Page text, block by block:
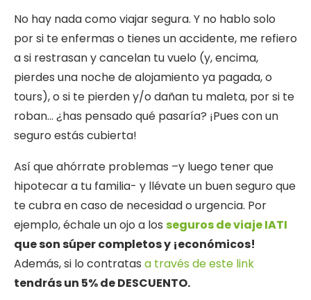
No hay nada como viajar segura. Y no hablo solo
por si te enfermas o tienes un accidente, me refiero
a si restrasan y cancelan tu vuelo (y, encima,
pierdes una noche de alojamiento ya pagada, o
tours), o si te pierden y/o dañan tu maleta, por si te
roban… ¿has pensado qué pasaría? ¡Pues con un
seguro estás cubierta!
Así que ahórrate problemas –y luego tener que
hipotecar a tu familia- y llévate un buen seguro que
te cubra en caso de necesidad o urgencia. Por
ejemplo, échale un ojo a los seguros de viaje IATI
que son súper completos y ¡económicos!
Además, si lo contratas a través de este link
tendrás un 5% de DESCUENTO.